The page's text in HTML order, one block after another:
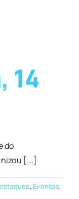
14
do
[...]
, Eventos,